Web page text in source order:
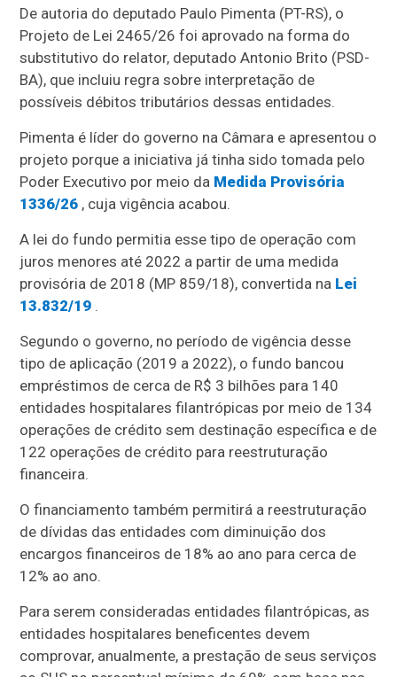
De autoria do deputado Paulo Pimenta (PT-RS), o
Projeto de Lei 2465/26 foi aprovado na forma do
substitutivo do relator, deputado Antonio Brito (PSD-
BA), que incluiu regra sobre interpretação de
possíveis débitos tributários dessas entidades.
Pimenta é líder do governo na Câmara e apresentou o
projeto porque a iniciativa já tinha sido tomada pelo
Poder Executivo por meio da Medida Provisória
1336/26 , cuja vigência acabou.
A lei do fundo permitia esse tipo de operação com
juros menores até 2022 a partir de uma medida
provisória de 2018 (MP 859/18), convertida na Lei
13.832/19 .
Segundo o governo, no período de vigência desse
tipo de aplicação (2019 a 2022), o fundo bancou
empréstimos de cerca de R$ 3 bilhões para 140
entidades hospitalares filantrópicas por meio de 134
operações de crédito sem destinação específica e de
122 operações de crédito para reestruturação
financeira.
O financiamento também permitirá a reestruturação
de dívidas das entidades com diminuição dos
encargos financeiros de 18% ao ano para cerca de
12% ao ano.
Para serem consideradas entidades filantrópicas, as
entidades hospitalares beneficentes devem
comprovar, anualmente, a prestação de seus serviços